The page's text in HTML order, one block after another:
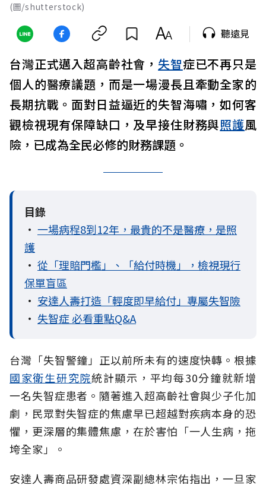
(圖/shutterstock)
聽遠見
台灣正式邁入超高齡社會， 失智症已不再只是
個人的醫療議題，而是一場漫長且牽動全家的
長期抗戰。面對日益逼近的失智海嘯，如何客
觀檢視現有保障缺口，及早接住財務與照護風
險，已成為全民必修的財務課題。
目錄
• 一場病程8到12年，最貴的不是醫療，是照
護
• 從「理賠門檻」、「給付時機」，檢視現行
保單盲區
• 安達人壽打造「輕度即早給付」專屬失智險
• 失智症 必看重點Q&A
台灣「失智警鐘」正以前所未有的速度快轉。根據
國家衛生研究院統計顯示，平均每30分鐘就新增
一名失智症患者。隨著進入超高齡社會與少子化加
劇，民眾對失智症的焦慮早已超越對疾病本身的恐
懼，更深層的集體焦慮，在於害怕「一人生病，拖
垮全家」。
安達人壽商品研發處資深副總林宗佑指出，一旦家